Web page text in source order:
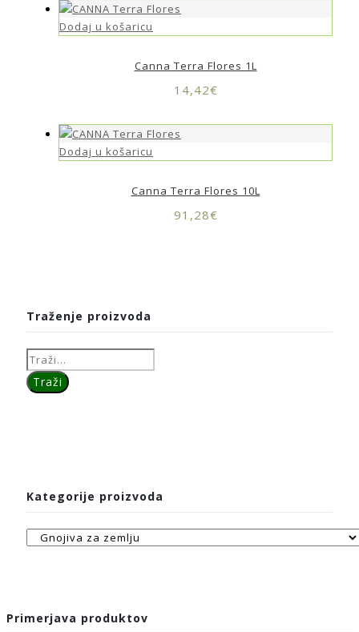
Dodaj u košaricu
Canna Terra Flores 1L
14,42€
Dodaj u košaricu
Canna Terra Flores 10L
91,28€
Traženje proizvoda
Kategorije proizvoda
Primerjava produktov